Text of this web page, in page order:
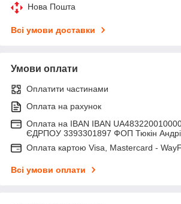
Нова Пошта
Всі умови доставки
Умови оплати
Оплатити частинами
Оплата на рахунок
Оплата на IBAN IBAN
ЄДРПОУ 3393301897 ФОП Тюкін
Оплата картою Visa, Mastercard -
Всі умови оплати